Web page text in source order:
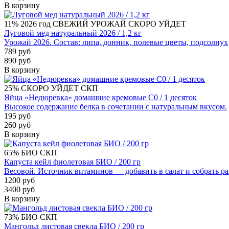
В корзину
11% 2026 год СВЕЖИЙ УРОЖАЙ СКОРО УЙДЕТ
Луговой мед натуральный 2026 / 1,2 кг
Урожай 2026. Состав: липа, донник, полевые цветы, подсолнух
789 руб
890 руб
В корзину
25% СКОРО УЙДЕТ СКП
Яйца «Недюревка» домашние кремовые С0 / 1 десяток
Высокое содержание белка в сочетании с натуральным вкусом.
195 руб
260 руб
В корзину
65% БИО СКП
Капуста кейл фиолетовая БИО / 200 гр
Весовой. Источник витаминов — добавить в салат и собрать
1200 руб
3400 руб
В корзину
73% БИО СКП
Мангольд листовая свекла БИО / 200 гр